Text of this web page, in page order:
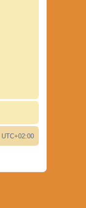
UTC+02:00